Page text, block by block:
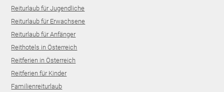
Reiturlaub für Jugendliche
Reiturlaub für Erwachsene
Reiturlaub für Anfänger
Reithotels in Österreich
Reitferien in Österreich
Reitferien für Kinder
Familienreiturlaub